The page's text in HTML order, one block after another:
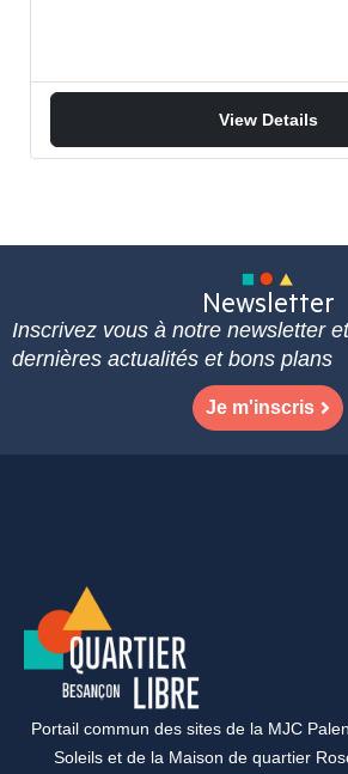
View Details
Newsletter
Inscrivez vous à notre newsletter
dernières actualités et bons plans
Je m'inscris
Portail commun des sites de la MJC
Soleils et de la Maison de quartier